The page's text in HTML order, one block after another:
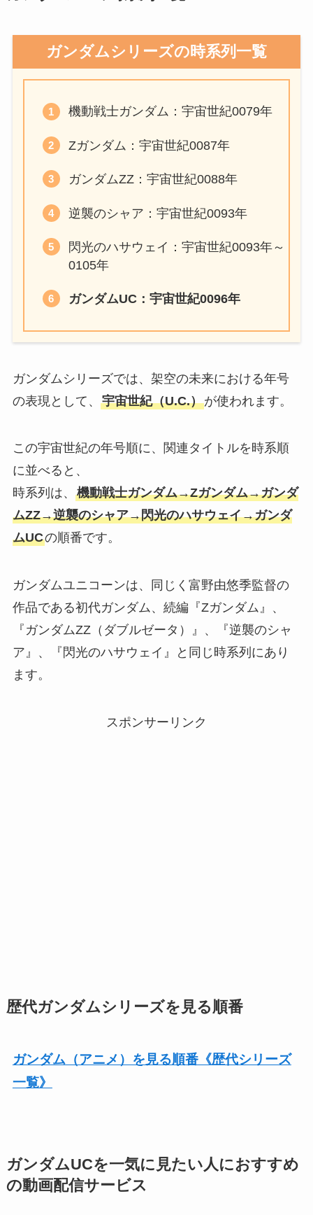
ガンダムシリーズの時系列一覧
機動戦士ガンダム：宇宙世紀0079年
Ζガンダム：宇宙世紀0087年
ガンダムZZ：宇宙世紀0088年
逆襲のシャア：宇宙世紀0093年
閃光のハサウェイ：宇宙世紀0093年～
0105年
ガンダムUC：宇宙世紀0096年
ガンダムシリーズでは、架空の未来における年号
の表現として、 宇宙世紀（U.C.）が使われます。
この宇宙世紀の年号順に、関連タイトルを時系順
に並べると、
時系列は、 機動戦士ガンダム→Ζガンダム→ガンダ
ムΖΖ→逆襲のシャア→閃光のハサウェイ→ガンダ
ムUCの順番です。
ガンダムユニコーンは、同じく富野由悠季監督の
作品である初代ガンダム、続編『Ζガンダム』、
『ガンダムΖΖ（ダブルゼータ）』、『逆襲のシャ
ア』、『閃光のハサウェイ』と同じ時系列にあり
ます。
スポンサーリンク
歴代ガンダムシリーズを見る順番
ガンダム（アニメ）を見る順番《歴代シリーズ
一覧》
ガンダムUCを一気に見たい人におすすめ
の動画配信サービス